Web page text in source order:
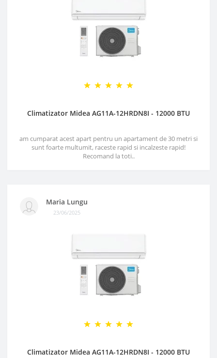
Climatizator Midea AG11A-12HRDN8I - 12000 BTU
am cumparat acest apart pentru un apartament de 30 metri si
sunt foarte multumit, raceste rapid si incalzeste rapid!
Recomand la toti..
Maria Lungu
23/06/2025
Climatizator Midea AG11A-12HRDN8I - 12000 BTU